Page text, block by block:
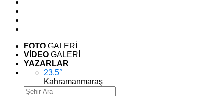
FOTO GALERİ
VİDEO GALERİ
YAZARLAR
23.5°
Kahramanmaraş